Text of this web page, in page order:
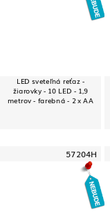
LED sveteľná reťaz -
žiarovky - 10 LED - 1,9
metrov - farebná - 2 x AA
57204H